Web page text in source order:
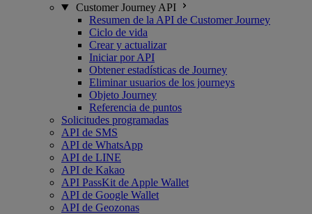
Customer Journey API
Resumen de la API de Customer Journey
Ciclo de vida
Crear y actualizar
Iniciar por API
Obtener estadísticas de Journey
Eliminar usuarios de los journeys
Objeto Journey
Referencia de puntos
Solicitudes programadas
API de SMS
API de WhatsApp
API de LINE
API de Kakao
API PassKit de Apple Wallet
API de Google Wallet
API de Geozonas